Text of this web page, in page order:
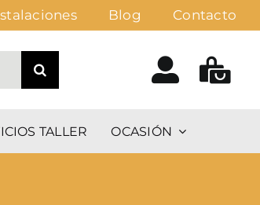
Blog Contacto
TALLER OCASIÓN